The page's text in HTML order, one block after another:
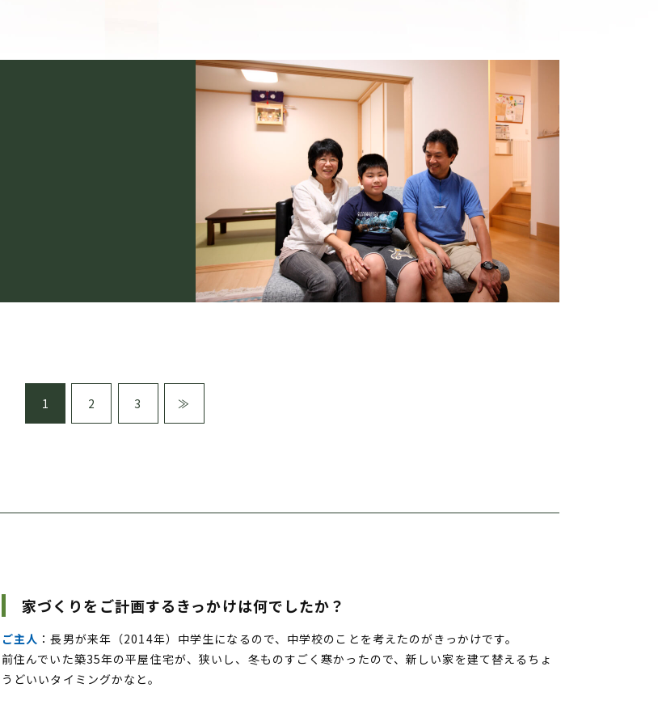
1 2 3 ≫
家づくりをご計画するきっかけは何でしたか？
ご主人 ：長男が来年（2014年）中学生になるので、中学校のことを考えたのがきっかけです。
前住んでいた築35年の平屋住宅が、狭いし、冬ものすごく寒かったので、新しい家を建て替えるちょ
うどいいタイミングかなと。